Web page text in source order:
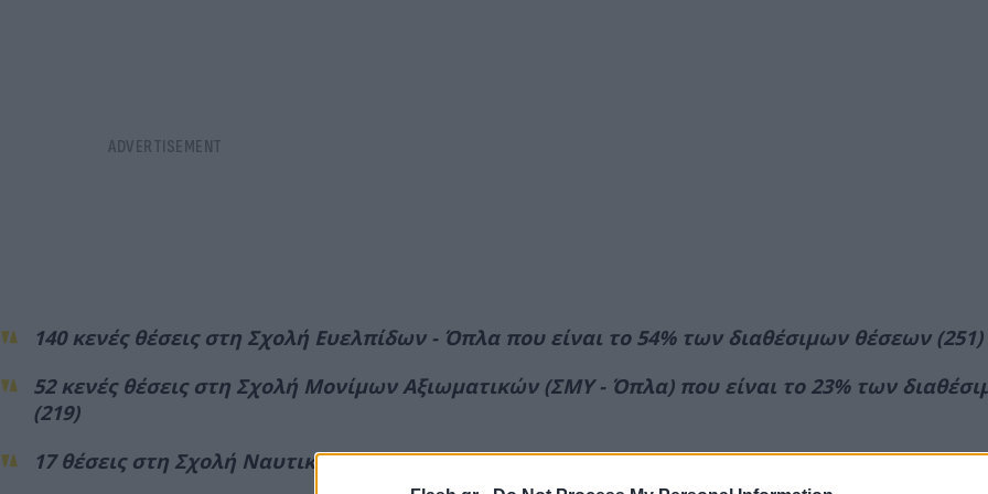
140 κενές θέσεις στη Σχολή Ευελπίδων - Όπλα που είναι το 54% των διαθέσιμων θέσεων (251)
52 κενές θέσεις στη Σχολή Μονίμων Αξιωματικών (ΣΜΥ - Όπλα) που είναι το 23% των
(219)
17 θέσεις στη Σχολή Ναυτικών Δοκίμων - Μάχιμοι που είναι το 37% των διαθέσιμων θέσεων